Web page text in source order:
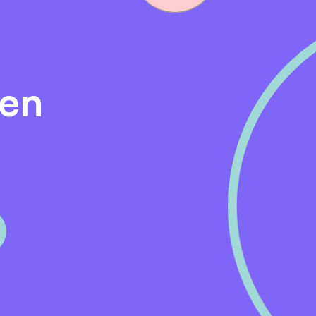
en disciplines met elkaar te verbinden.
en samenwerking niet uit het oog.
waarin nog niet alles vastligt.
bijdraagt aan toekomstbestendige acute zorg in
en implementatie samenkomen.
processen te ontwikkelen en te verbeteren.
voor de duur van het programma, tot en met 31